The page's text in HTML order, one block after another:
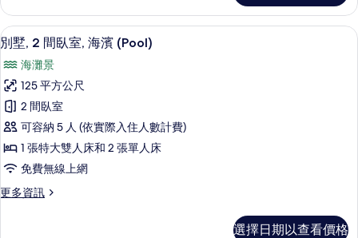
的
所
有
相
片
1
間
臥
室,
海
景
(Pool)
的
詳
情
顯
示
別
墅,
2
間
臥
室,
海
別墅, 2 間臥室, 海濱 (Pool) | 低過敏
10
別墅, 2 間臥室, 海濱 (Pool)
海灘景
125 平方公尺
2 間臥室
可容納 5 人 (依實際入住人數計費)
1 張特大雙人床和 2 張單人床
免費無線上網
更多資訊
更
選擇日期以查看價格